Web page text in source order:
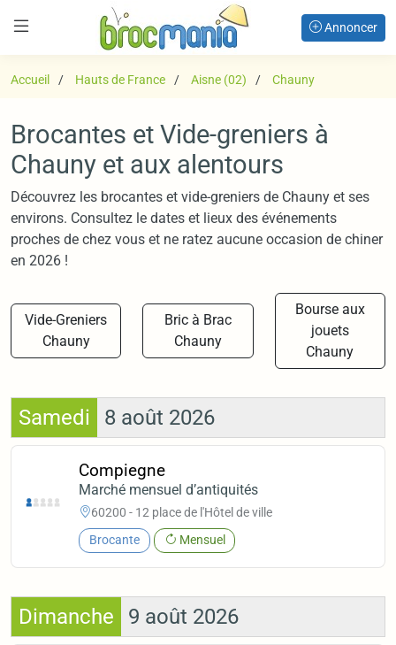
Annoncer
Accueil Hauts de France Aisne (02) Chauny
Brocantes et Vide-greniers à
Chauny et aux alentours
Découvrez les brocantes et vide-greniers de Chauny et ses
environs. Consultez le dates et lieux des événements
proches de chez vous et ne ratez aucune occasion de chiner
en 2026 !
Vide-Greniers
Chauny
Bric à Brac
Chauny
Bourse aux
jouets
Chauny
Samedi 8 août 2026
Compiegne
Marché mensuel d’antiquités
60200 - 12 place de l'Hôtel de ville
Brocante Mensuel
Dimanche 9 août 2026